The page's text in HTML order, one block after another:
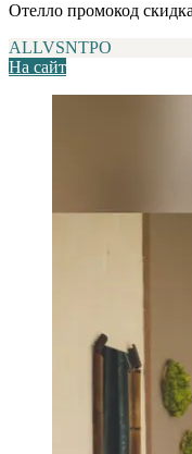
Отелло промокод
ALLVSNTPO
На сайт